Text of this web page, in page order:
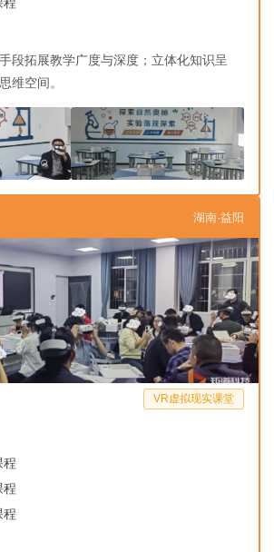
段拓展教学广度与深度；立体化知识呈
维空间。
湖南·益阳
VR虚拟现实课堂
程
程
程